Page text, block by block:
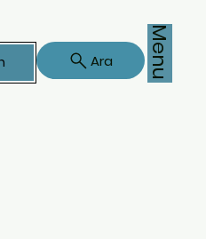
Menu
Ara